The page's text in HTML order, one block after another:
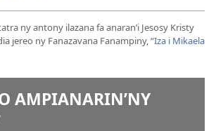
ny antony ilazana fa anaran’i Jesosy Kristy
jereo ny Fanazavana Fanampiny, “Iza i Mikaela
AMPIANARIN’NY